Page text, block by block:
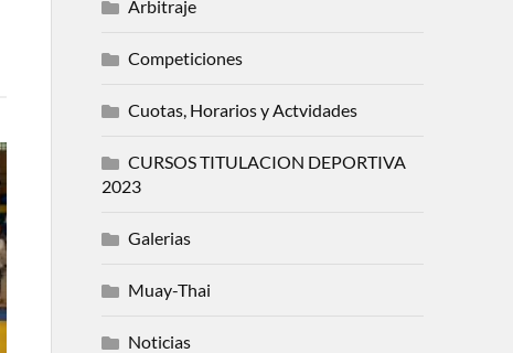
Arbitraje
Competiciones
Cuotas, Horarios y Actvidades
CURSOS TITULACION DEPORTIVA
2023
Galerias
Muay-Thai
Noticias